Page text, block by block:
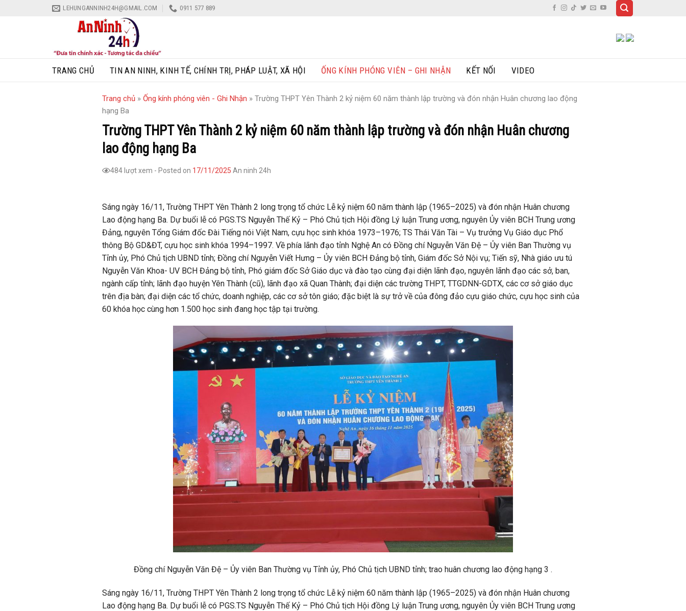
LEHUNGANNINH24H@GMAIL.COM 0911 577 889
TRANG CHỦ TIN AN NINH, KINH TẾ, CHÍNH TRỊ, PHÁP LUẬT, XÃ HỘI ỐNG KÍNH PHÓNG VIÊN – GHI NHẬN KẾT NỐI VIDEO
Trang chủ» Ống kính phóng viên - Ghi Nhận » Trường THPT Yên Thành 2 kỷ niệm 60 năm thành lập trường và đón nhận Huân chương lao động
hạng Ba
Trường THPT Yên Thành 2 kỷ niệm 60 năm thành lập trường và đón nhận Huân chương
lao động hạng Ba
484 lượt xem - Posted on 17/11/2025 An ninh 24h
Sáng ngày 16/11, Trường THPT Yên Thành 2 long trọng tổ chức Lễ kỷ niệm 60 năm thành lập (1965–2025) và đón nhận Huân chương
Lao động hạng Ba. Dự buổi lễ có PGS.TS Nguyễn Thế Kỷ – Phó Chủ tịch Hội đồng Lý luận Trung ương, nguyên Ủy viên BCH Trung ương
Đảng, nguyên Tổng Giám đốc Đài Tiếng nói Việt Nam, cựu học sinh khóa 1973–1976; TS Thái Văn Tài – Vụ trưởng Vụ Giáo dục Phổ
thông Bộ GD&ĐT, cựu học sinh khóa 1994–1997. Về phía lãnh đạo tỉnh Nghệ An có Đồng chí Nguyễn Văn Đệ – Ủy viên Ban Thường vụ
Tỉnh ủy, Phó Chủ tịch UBND tỉnh; Đồng chí Nguyễn Viết Hưng – Ủy viên BCH Đảng bộ tỉnh, Giám đốc Sở Nội vụ; Tiến sỹ, Nhà giáo ưu tú
Nguyễn Văn Khoa- UV BCH Đảng bộ tỉnh, Phó giám đốc Sở Giáo dục và đào tạo cùng đại diện lãnh đạo, nguyên lãnh đạo các sở, ban,
ngành cấp tỉnh; lãnh đạo huyện Yên Thành (cũ), lãnh đạo xã Quan Thành; đại diện các trường THPT, TTGDNN-GDTX, các cơ sở giáo dục
trên địa bàn; đại diện các tổ chức, doanh nghiệp, các cơ sở tôn giáo; đặc biệt là sự trở về của đông đảo cựu giáo chức, cựu học sinh của
60 khóa học cùng hơn 1.500 học sinh đang học tập tại trường.
Đồng chí Nguyễn Văn Đệ – Ủy viên Ban Thường vụ Tỉnh ủy, Phó Chủ tịch UBND tỉnh; trao huân chương lao động hạng 3 .
Sáng ngày 16/11, Trường THPT Yên Thành 2 long trọng tổ chức Lễ kỷ niệm 60 năm thành lập (1965–2025) và đón nhận Huân chương
Lao động hạng Ba. Dự buổi lễ có PGS.TS Nguyễn Thế Kỷ – Phó Chủ tịch Hội đồng Lý luận Trung ương, nguyên Ủy viên BCH Trung ương